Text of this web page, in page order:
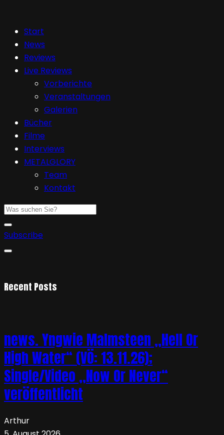
Start
News
Reviews
Live Reviews
Vorberichte
Veranstaltungen
Galerien
Bücher
Filme
Interviews
METALGLORY
Team
Kontakt
Subscribe
Recent Posts
news. Yngwie Malmsteen „Hell Or
High Water“ (VÖ: 13.11.26);
Single/Video „Now Or Never“
veröffentlicht
Arthur